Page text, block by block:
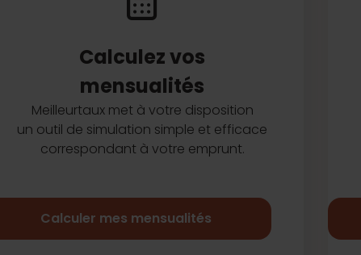
Calculez vos
mensualités
Meilleurtaux met à votre disposition
un outil de simulation simple et efficace
correspondant à votre emprunt.
Calculer mes mensualités